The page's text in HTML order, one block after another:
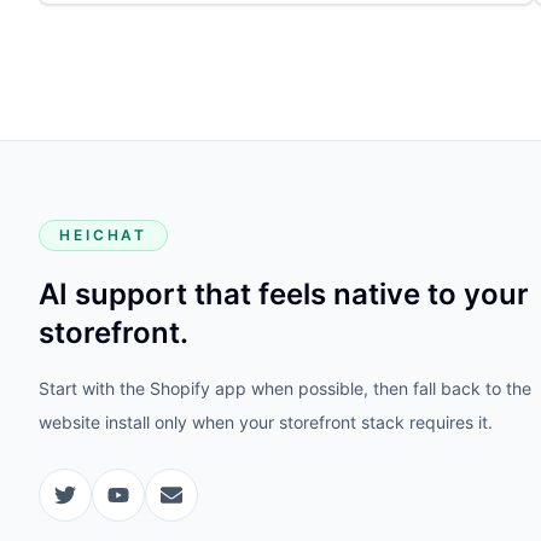
HEICHAT
AI support that feels native to your
storefront.
Start with the Shopify app when possible, then fall back to the
website install only when your storefront stack requires it.